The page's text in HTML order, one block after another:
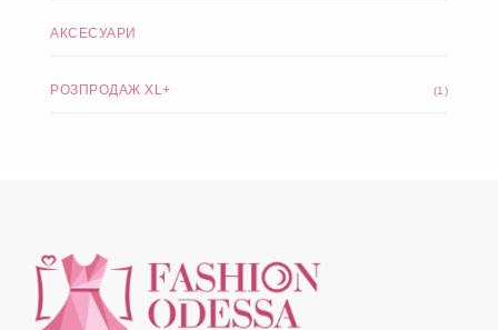
АКСЕСУАРИ
РОЗПРОДАЖ XL+ (1)